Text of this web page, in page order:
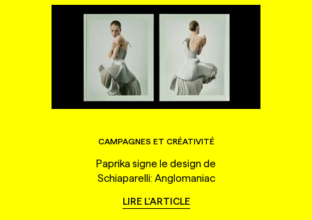
CAMPAGNES ET CRÉATIVITÉ
Paprika signe le design de
Schiaparelli: Anglomaniac
LIRE L'ARTICLE